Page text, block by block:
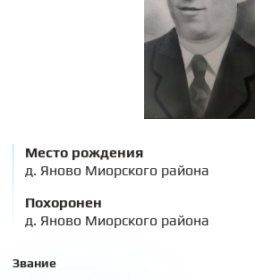
Место рождения
д. Яново Миорского района
Похоронен
д. Яново Миорского района
Звание